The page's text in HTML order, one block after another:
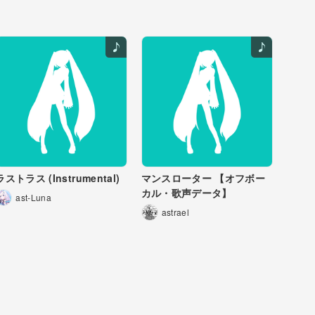
ストラス (Instrumental)
ast-Luna
マンスローター 【オフボー
カル・歌声データ】
astrael